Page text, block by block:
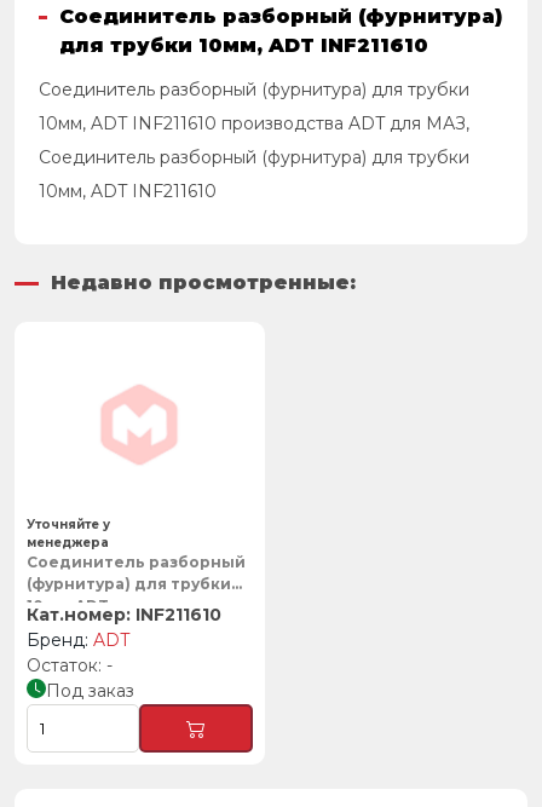
Соединитель разборный (фурнитура)
для трубки 10мм, ADT INF211610
Соединитель разборный (фурнитура) для трубки
10мм, ADT INF211610 производства ADT для МАЗ,
Соединитель разборный (фурнитура) для трубки
10мм, ADT INF211610
Недавно просмотренные:
Соединитель разборный
(фурнитура) для трубки
10мм, ADT
INF211610
ADT
-
Под заказ
Уточняйте у
менеджера